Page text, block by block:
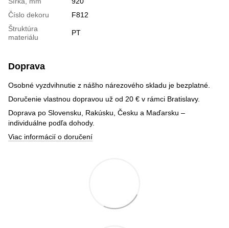
Číslo dekoru
F812
Štruktúra
materiálu
PT
Doprava
Osobné vyzdvihnutie z nášho nárezového skladu je bezplatné.
Doručenie vlastnou dopravou už od 20 € v rámci Bratislavy.
Doprava po Slovensku, Rakúsku, Česku a Maďarsku –
individuálne podľa dohody.
Viac informácií o doručení